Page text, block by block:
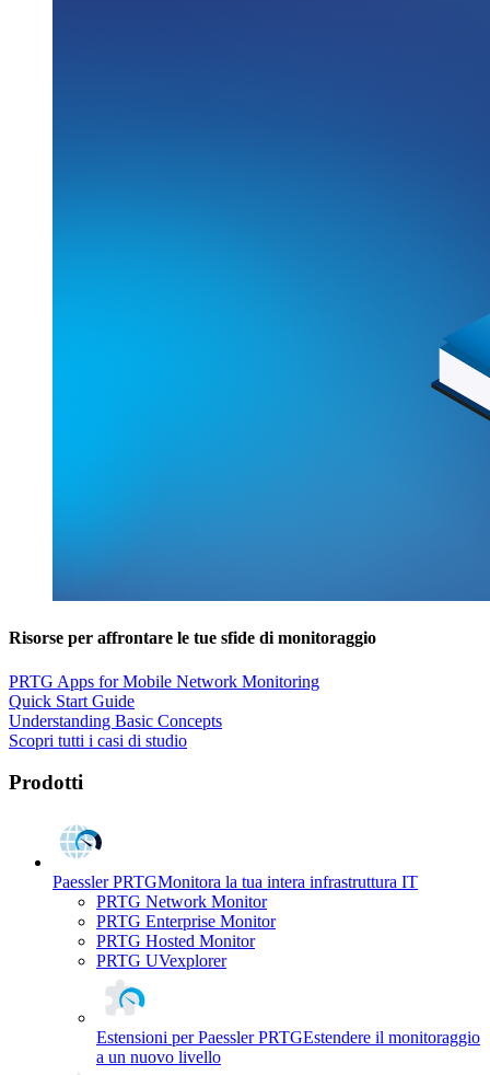
Risorse per affrontare le tue sfide di monitoraggio
PRTG Apps for Mobile Network Monitoring
Quick Start Guide
Understanding Basic Concepts
Scopri tutti i casi di studio
Prodotti
Paessler PRTGMonitora la tua intera infrastruttura IT
PRTG Network Monitor
PRTG Enterprise Monitor
PRTG Hosted Monitor
PRTG UVexplorer
Estensioni per Paessler PRTGEstendere il monitoraggio
a un nuovo livello